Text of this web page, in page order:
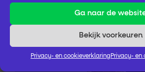
Ga naar de
Bekijk voorkeuren
Privacy- en cookieverklaring Privacy- en
Meer weten
Neem contact op met onze